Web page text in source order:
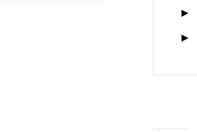
►
►